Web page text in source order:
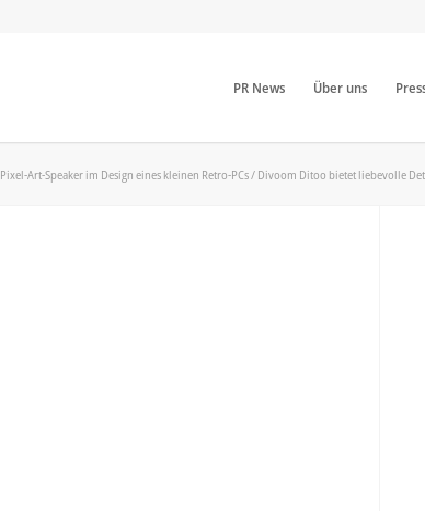
PR News Über uns
Pixel-Art-Speaker im Design eines kleinen Retro-PCs / Divoom Ditoo bietet liebevolle